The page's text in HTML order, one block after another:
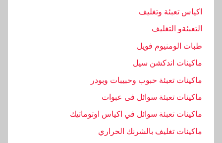
اكياس تعبئة وتغليف
التعبئةو التغليف
طبات الومنيوم فويل
ماكينات اندكشن سيل
ماكينات تعبئة حبوب وحبيبات وبودر
ماكينات تعبئة سوائل فى عبوات
ماكينات تعبئة سوائل في اكياس اوتوماتيك
ماكينات تغليف بالشرنك الحراري